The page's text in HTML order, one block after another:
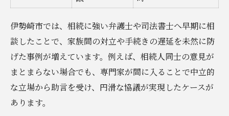
伊勢崎市では、相続に強い弁護士や司法書士へ早期に相
談したことで、家族間の対立や手続きの遅延を未然に防
げた事例が増えています。例えば、相続人同士の意見が
まとまらない場合でも、専門家が間に入ることで中立的
な立場から助言を受け、円滑な協議が実現したケースが
あります。